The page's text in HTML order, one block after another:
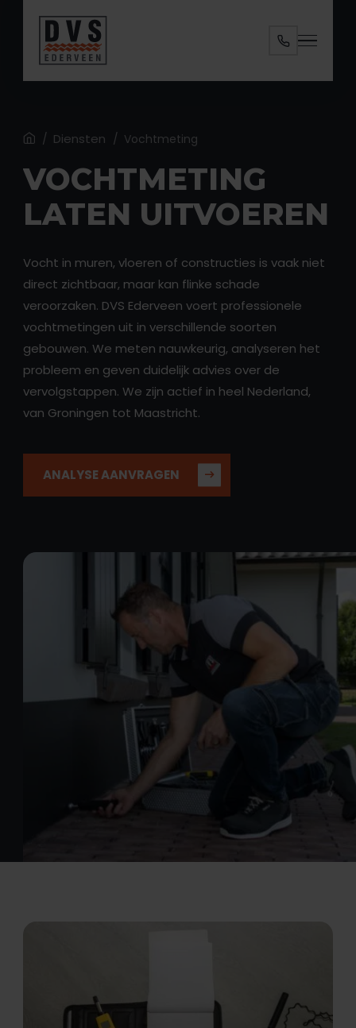
Specialisaties
Over ons
Contact
ANALYSE AANVRAGEN
Home
/ Diensten / Vochtmeting
VOCHTMETING
LATEN UITVOEREN
Vocht in muren, vloeren of constructies is vaak niet
direct zichtbaar, maar kan flinke schade
veroorzaken. DVS Ederveen voert professionele
vochtmetingen uit in verschillende soorten
gebouwen. We meten nauwkeurig, analyseren het
probleem en geven duidelijk advies over de
vervolgstappen. We zijn actief in heel Nederland,
van Groningen tot Maastricht.
ANALYSE AANVRAGEN